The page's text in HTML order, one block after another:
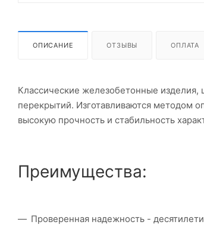
ОПИСАНИЕ ОТЗЫВЫ ОПЛАТА
Классические железобетонные
перекрытий. Изготавливаются методом
высокую прочность и стабильность
Преимущества:
Проверенная надежность -